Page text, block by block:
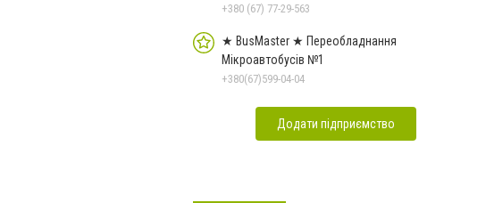
+380 (67) 77-29-563
★ BusMaster ★ Переобладнання
Мікроавтобусів №1
+380(67)599-04-04
Додати підприємство